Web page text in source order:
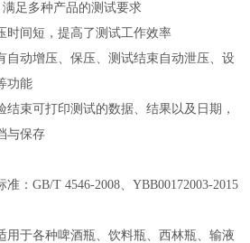
满足多种产品的测试要求
时间短，提高了测试工作效率
自动增压、保压、测试结束自动泄压、设
功能
结束可打印测试的数据、结果以及日期，
与保存
准：GB/T 4546-2008、YBB00172003-2015
用于各种啤酒瓶、饮料瓶、西林瓶、输液